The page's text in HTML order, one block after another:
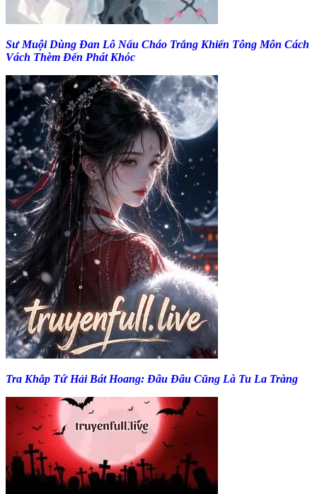
Sư Muội Dùng Đan Lô Nấu Cháo Trắng Khiến Tông Môn Cách
Vách Thèm Đến Phát Khóc
Tra Khắp Tứ Hải Bát Hoang: Đâu Đâu Cũng Là Tu La Tràng